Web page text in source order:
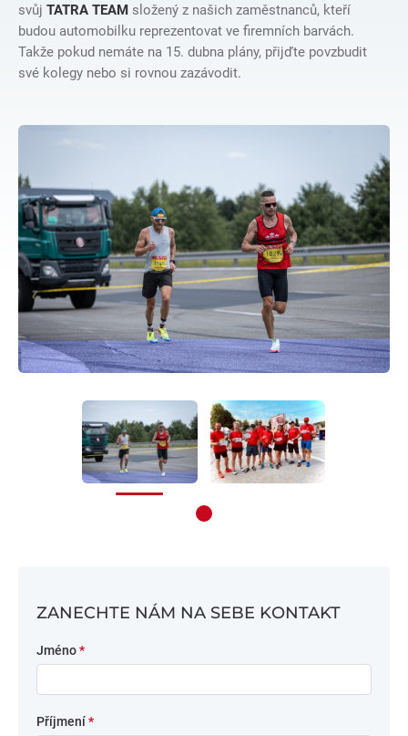
svůj TATRA TEAM složený z našich zaměstnanců, kteří
budou automobilku reprezentovat ve firemních barvách.
Takže pokud nemáte na 15. dubna plány, přijďte povzbudit
své kolegy nebo si rovnou zazávodit.
ZANECHTE NÁM NA SEBE KONTAKT
Jméno*
Příjmení*